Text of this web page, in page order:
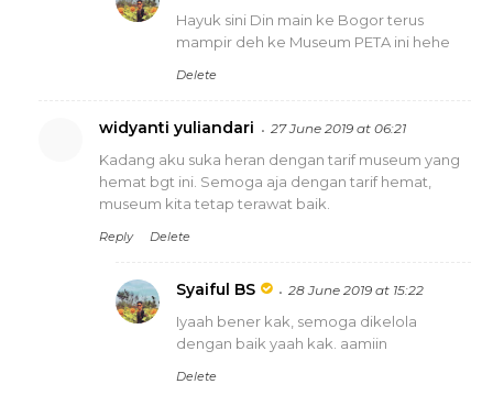
Hayuk sini Din main ke Bogor terus
mampir deh ke Museum PETA ini hehe
Delete
widyanti yuliandari 27 June 2019 at 06:21
Kadang aku suka heran dengan tarif museum yang
hemat bgt ini. Semoga aja dengan tarif hemat,
museum kita tetap terawat baik.
Reply Delete
Syaiful BS 28 June 2019 at 15:22
Iyaah bener kak, semoga dikelola
dengan baik yaah kak. aamiin
Delete